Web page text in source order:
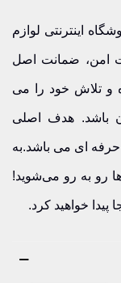
اینترنتی لوازم
امن، ضمانت اصل
و تلاش خود را می
باشد. هدف اصلی
حرفه ای می باشد.به
رو به رو می‌شوید!
پیدا خواهید کرد.